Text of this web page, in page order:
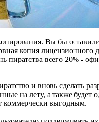
Вы бы
копия
всего 20% -
и вновь сделать
на лету, а также
коммерчески выгодным.